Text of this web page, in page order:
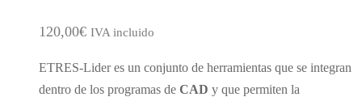
120,00€ IVA incluido
ETRES-Lider es un conjunto de herramientas que se integran
dentro de los programas de CAD y que permiten la